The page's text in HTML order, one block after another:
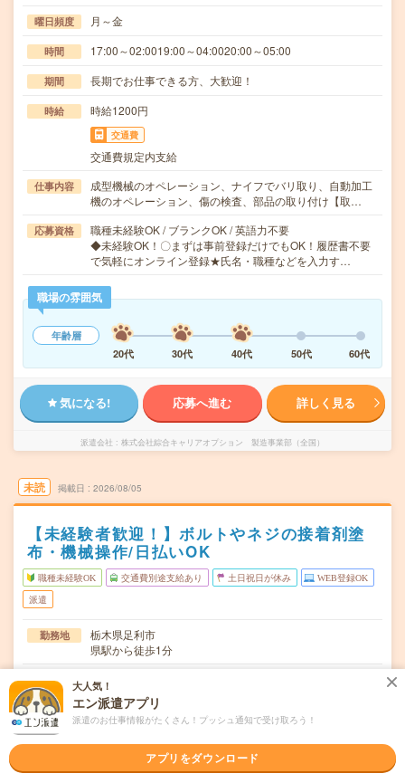
曜日頻度 月～金
時間 17:00～02:0019:00～04:0020:00～05:00
期間 長期でお仕事できる方、大歓迎！
時給 時給1200円
交通費
交通費規定内支給
仕事内容
成型機械のオペレーション、ナイフでバリ取り、自動加工
機のオペレーション、傷の検査、部品の取り付け【取…
応募資格
職種未経験OK / ブランクOK / 英語力不要
◆未経験OK！〇まずは事前登録だけでもOK！履歴書不要
で気軽にオンライン登録★氏名・職種などを入力す…
職場の雰囲気
年齢層
20代
30代 40代 50代 60代
気になる! 応募へ進む 詳しく見る
派遣会社 株式会社綜合キャリアオプション 製造事業部（全国）
未読 掲載日 2026/08/05
【未経験者歓迎！】ボルトやネジの接着剤塗
布・機械操作/日払いOK
職種未経験OK 交通費別途支給あり 土日祝日が休み WEB登録OK
派遣
勤務地
栃木県足利市
県駅から徒歩1分
曜日頻度 月～金
時間 08:30～17:00
期間
時給 時給1250円
大人気！
エン派遣アプリ
派遣のお仕事情報がたくさん！プッシュ通知で受け取ろう！
アプリをダウンロード